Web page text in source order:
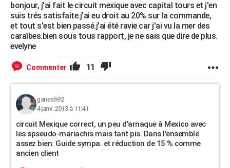
Carte de Noël
Carte Bonne année
Carte Saint-Valentin
Carte Pâques
Carte d'anniversaire
DICTIONNAIRE
Dictionnaire
Biographies
Citations
Expressions
Proverbes
PROGRAMME TV
S'inscrire
Se connecter
Lycées
Collèges
Primaires
Universités
Entreprises
Service militaire
Avis de recherche
FORUM
Bricolage
Lifestyle
Culture
Sport
Auto
Television
Voyage
Cinema
bonjour, j'ai fait le circuit mexique avec capital tours et j'en
suis trés satisfaite.j'ai eu droit au 20% sur la commande,
et tout s'est bien passé.j'ai été ravie car j'ai vu la mer des
caraîbes.bien sous tous rapport, je ne sais que dire de plus.
evelyne
Commenter 11
ganesh92
4 janv. 2013 à 11:41
circuit Mexique correct, un peu d'arnaque à Mexico avec
les spseudo-mariachis mais tant pis. Dans l'ensemble
assez bien. Guide sympa. et réduction de 15 % comme
ancien client